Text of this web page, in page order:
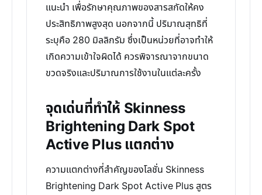
แนะนำ เพื่อรักษาคุณภาพของสารสกัดให้คง
ประสิทธิภาพสูงสุด นอกจากนี้ ปริมาณสุทธิที่
ระบุคือ 280 มิลลิกรัม ซึ่งเป็นหน่วยที่อาจทำให้
เกิดความเข้าใจผิดได้ ควรพิจารณาจากขนาด
ขวดจริงและปริมาณการใช้งานในแต่ละครั้ง
จุดเด่นที่ทำให้ Skinness
Brightening Dark Spot
Active Plus แตกต่าง
ความแตกต่างที่สำคัญของโลชั่น Skinness
Brightening Dark Spot Active Plus สูตร